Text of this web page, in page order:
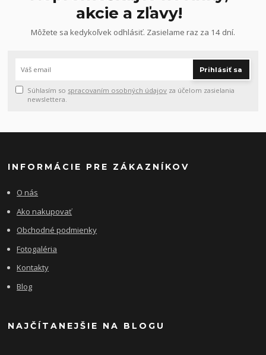
akcie a zľavy!
Môžete sa kedykoľvek odhlásiť. Zasielame raz za 14 dní.
Prihlásiť sa
Súhlasím so spracovaním osobných údajov za účelom zasielania
newslettera.
INFORMÁCIE PRE ZÁKAZNÍKOV
O nás
Ako nakupovať
Obchodné podmienky
Fotogaléria
Kontakty
Blog
NAJČÍTANEJŠIE NA BLOGU